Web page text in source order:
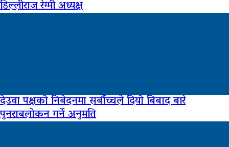
डिल्लीराज रेग्मी अध्यक्ष
देउवा पक्षको निबेदनमा सर्बौच्चले दियो बिबाद बारे
पुनराबलोकन गर्ने अनुमति